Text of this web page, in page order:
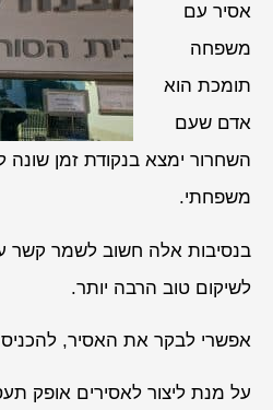
אסיר עם
משפחה
תומכת הוא
אדם שעם
השחרור ימצא בנקודת זמן שונה
משפחתי.
בנסיבות אלה חשוב לשמר קשר
לשיקום טוב הרבה יותר.
אפשרי לבקר את האסיר, להכניס
על מנת ליצור לאסירים אופק